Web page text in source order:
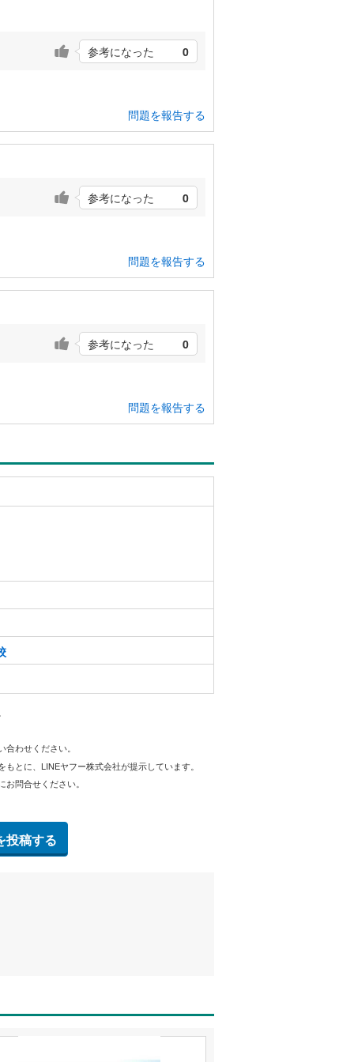
参考になった 0
問題を報告する
参考になった 0
問題を報告する
参考になった 0
問題を報告する
わせください。
もとに、LINEヤフー株式会社が提示しています。
問合せください。
投稿する